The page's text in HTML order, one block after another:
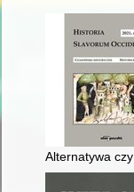
Alternatywa